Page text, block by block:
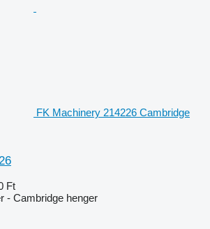
FK Machinery 214226 Cambridge
Ft
- Cambridge henger